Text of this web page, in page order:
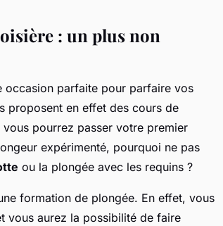
: un plus non
occasion parfaite pour parfaire vos
proposent en effet des cours de
pourrez passer votre premier
expérimenté, pourquoi ne pas
ou la plongée avec les requins ?
formation de plongée. En effet, vous
vous aurez la possibilité de faire